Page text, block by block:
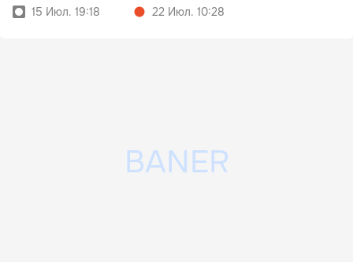
15 Июл. 19:18
22 Июл. 10:28